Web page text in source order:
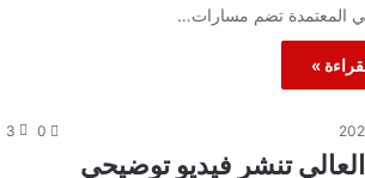
المعتمدة تضم مسارات…
»
0
3
العالي تنشر فيديو توضيحي